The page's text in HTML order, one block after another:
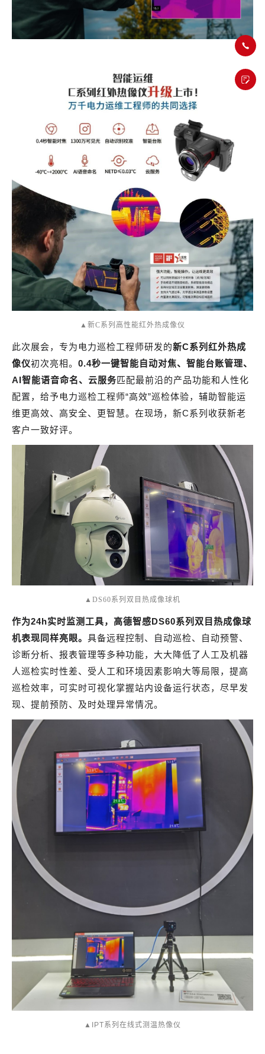
▲新C系列高性能红外热成像仪
此次展会，专为电力巡检工程师研发的新C系列红外热成
像仪初次亮相。 0.4秒一键智能自动对焦、智能台账管理、
AI智能语音命名、云服务匹配最前沿的产品功能和人性化
配置，给予电力巡检工程师“高效”巡检体验，辅助智能运
维更高效、高安全、更智慧。在现场，新C系列收获新老
客户一致好评。
▲DS60系列双目热成像球机
作为24h实时监测工具，高德智感DS60系列双目热成像球
机表现同样亮眼。 具备远程控制、自动巡检、自动预警、
诊断分析、报表管理等多种功能，大大降低了人工及机器
人巡检实时性差、受人工和环境因素影响大等局限，提高
巡检效率，可实时可视化掌握站内设备运行状态，尽早发
现、提前预防、及时处理异常情况。
▲IPT系列在线式测温热像仪